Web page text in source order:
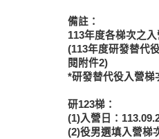
備註：
113年度各梯次之
(113年度研發替代
閱附件2)
*研發替代役入營梯
研123梯：
(1)入營日：
(2)役男選填入營梯